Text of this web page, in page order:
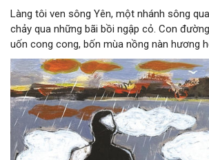
Làng tôi ven sông Yên, một nhánh sông
chảy qua những bãi bồi ngập cỏ. Con
uốn cong cong, bốn mùa nồng nàn hương
hoàng hôn, khi nắng đã dịu xuống phía
lại thẫm màu như có ai vừa rắc lên một lớp